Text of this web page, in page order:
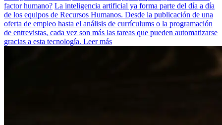
factor humano? La inteligencia artificial ya forma parte del día a día
de los equipos de Recursos Humanos. Desde la publicación de una
oferta de empleo hasta el análisis de currículums o la programación
de entrevistas, cada vez son más las tareas que pueden automatizarse
gracias a esta tecnología. Leer más